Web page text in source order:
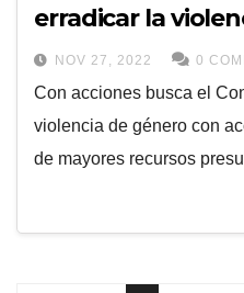
erradicar la
NOV 27, 2022 0
Con acciones busca el
violencia de género con
de mayores recursos